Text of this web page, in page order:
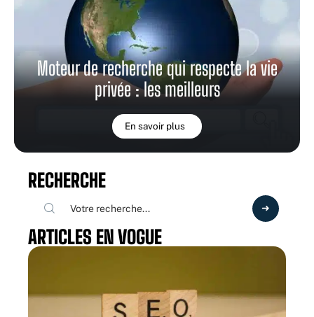
Moteur de recherche qui respecte la vie
privée : les meilleurs
En savoir plus
RECHERCHE
ARTICLES EN VOGUE